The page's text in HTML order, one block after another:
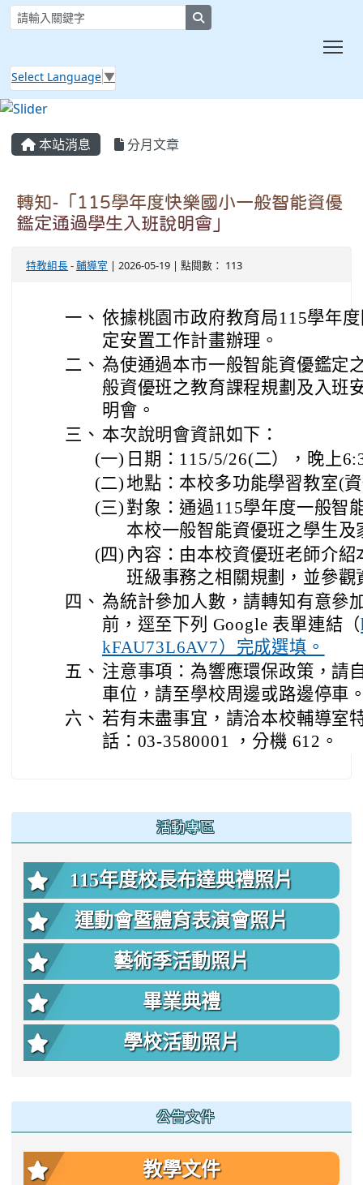
Select Language ▼
本站消息 分月文章
轉知-「115學年度快樂國小一般智能資優
鑑定通過學生入班說明會」
特教組長-輔導室 | 2026-05-19 | 點閱數： 113
一、 依據桃園市政府教育局115學年
定安置工作計畫辦理。
二、 為使通過本市一般智能資優鑑定
般資優班之教育課程規劃及入班
明會。
三、 本次說明會資訊如下：
(一) 日期：115/5/26(二），晚上
(二)地點：本校多功能學習教室(
(三) 對象：通過115學年度一般智
本校一般智能資優班之學生及
(四) 內容：由本校資優班老師介
班級事務之相關規劃，並參
四、 為統計參加人數，請轉知有意參
前，逕至下列 Google 表單連結（
kFAU73L6AV7）完成選填。
五、 注意事項：為響應環保政策，請
車位，請至學校周邊或路邊停車
六、 若有未盡事宜，請洽本校輔導室
話：03-3580001 ，分機 612。
活動專區
115年度校長布達典禮照片
運動會暨體育表演會照片
藝術季活動照片
畢業典禮
學校活動照片
公告文件
教學文件